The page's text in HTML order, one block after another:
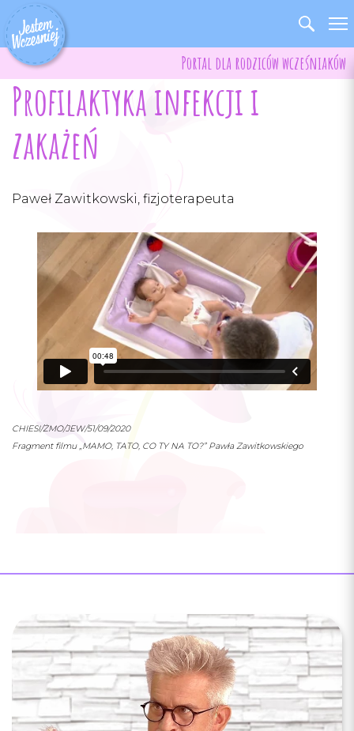
Portal dla rodziców wcześniaków
FacebookInstagram
Profilaktyka infekcji i
zakażeń
Paweł Zawitkowski, fizjoterapeuta
CHIESI/ŻMO/JEW/51/09/2020
Fragment filmu „MAMO, TATO, CO TY NA TO?” Pawła Zawitkowskiego